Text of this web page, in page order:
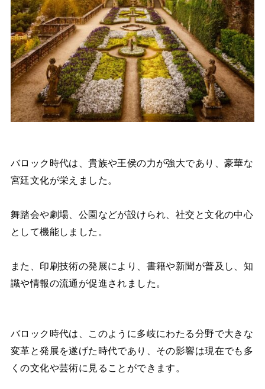
バロック時代は、貴族や王侯の力が強大であり、豪華な
宮廷文化が栄えました。
舞踏会や劇場、公園などが設けられ、社交と文化の中心
として機能しました。
また、印刷技術の発展により、書籍や新聞が普及し、知
識や情報の流通が促進されました。
バロック時代は、このように多岐にわたる分野で大きな
変革と発展を遂げた時代であり、その影響は現在でも多
くの文化や芸術に見ることができます。